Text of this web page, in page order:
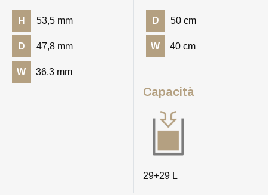
H 53,5 mm
D 47,8 mm
W 36,3 mm
D 50 cm
W 40 cm
Capacità
29+29 L